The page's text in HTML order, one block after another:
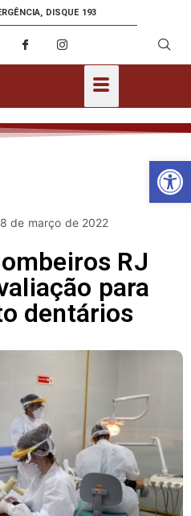
DISQUE 193
de março de 2022
RJ
para
dentários